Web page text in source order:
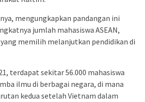
mengungkapkan pandangan ini
jumlah mahasiswa ASEAN,
memilih melanjutkan pendidikan di
terdapat sekitar 56.000 mahasiswa
ilmu di berbagai negara, di mana
kedua setelah Vietnam dalam